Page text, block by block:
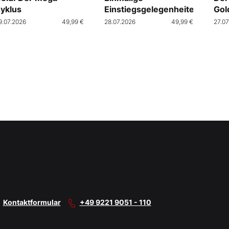
49,99 €
Einstiegsgelegenheiten
28.07.2026 49,99 €
Kontaktformular +49 9221 9051 - 110